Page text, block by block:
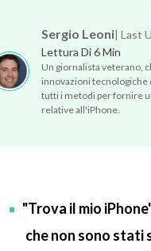
Sergio Leoni| Last
Lettura Di 6 Min
Un giornalista veterano,
innovazioni tecnologiche
tutti i metodi per fornire
relative all'iPhone.
"Trova il mio
che non sono stati